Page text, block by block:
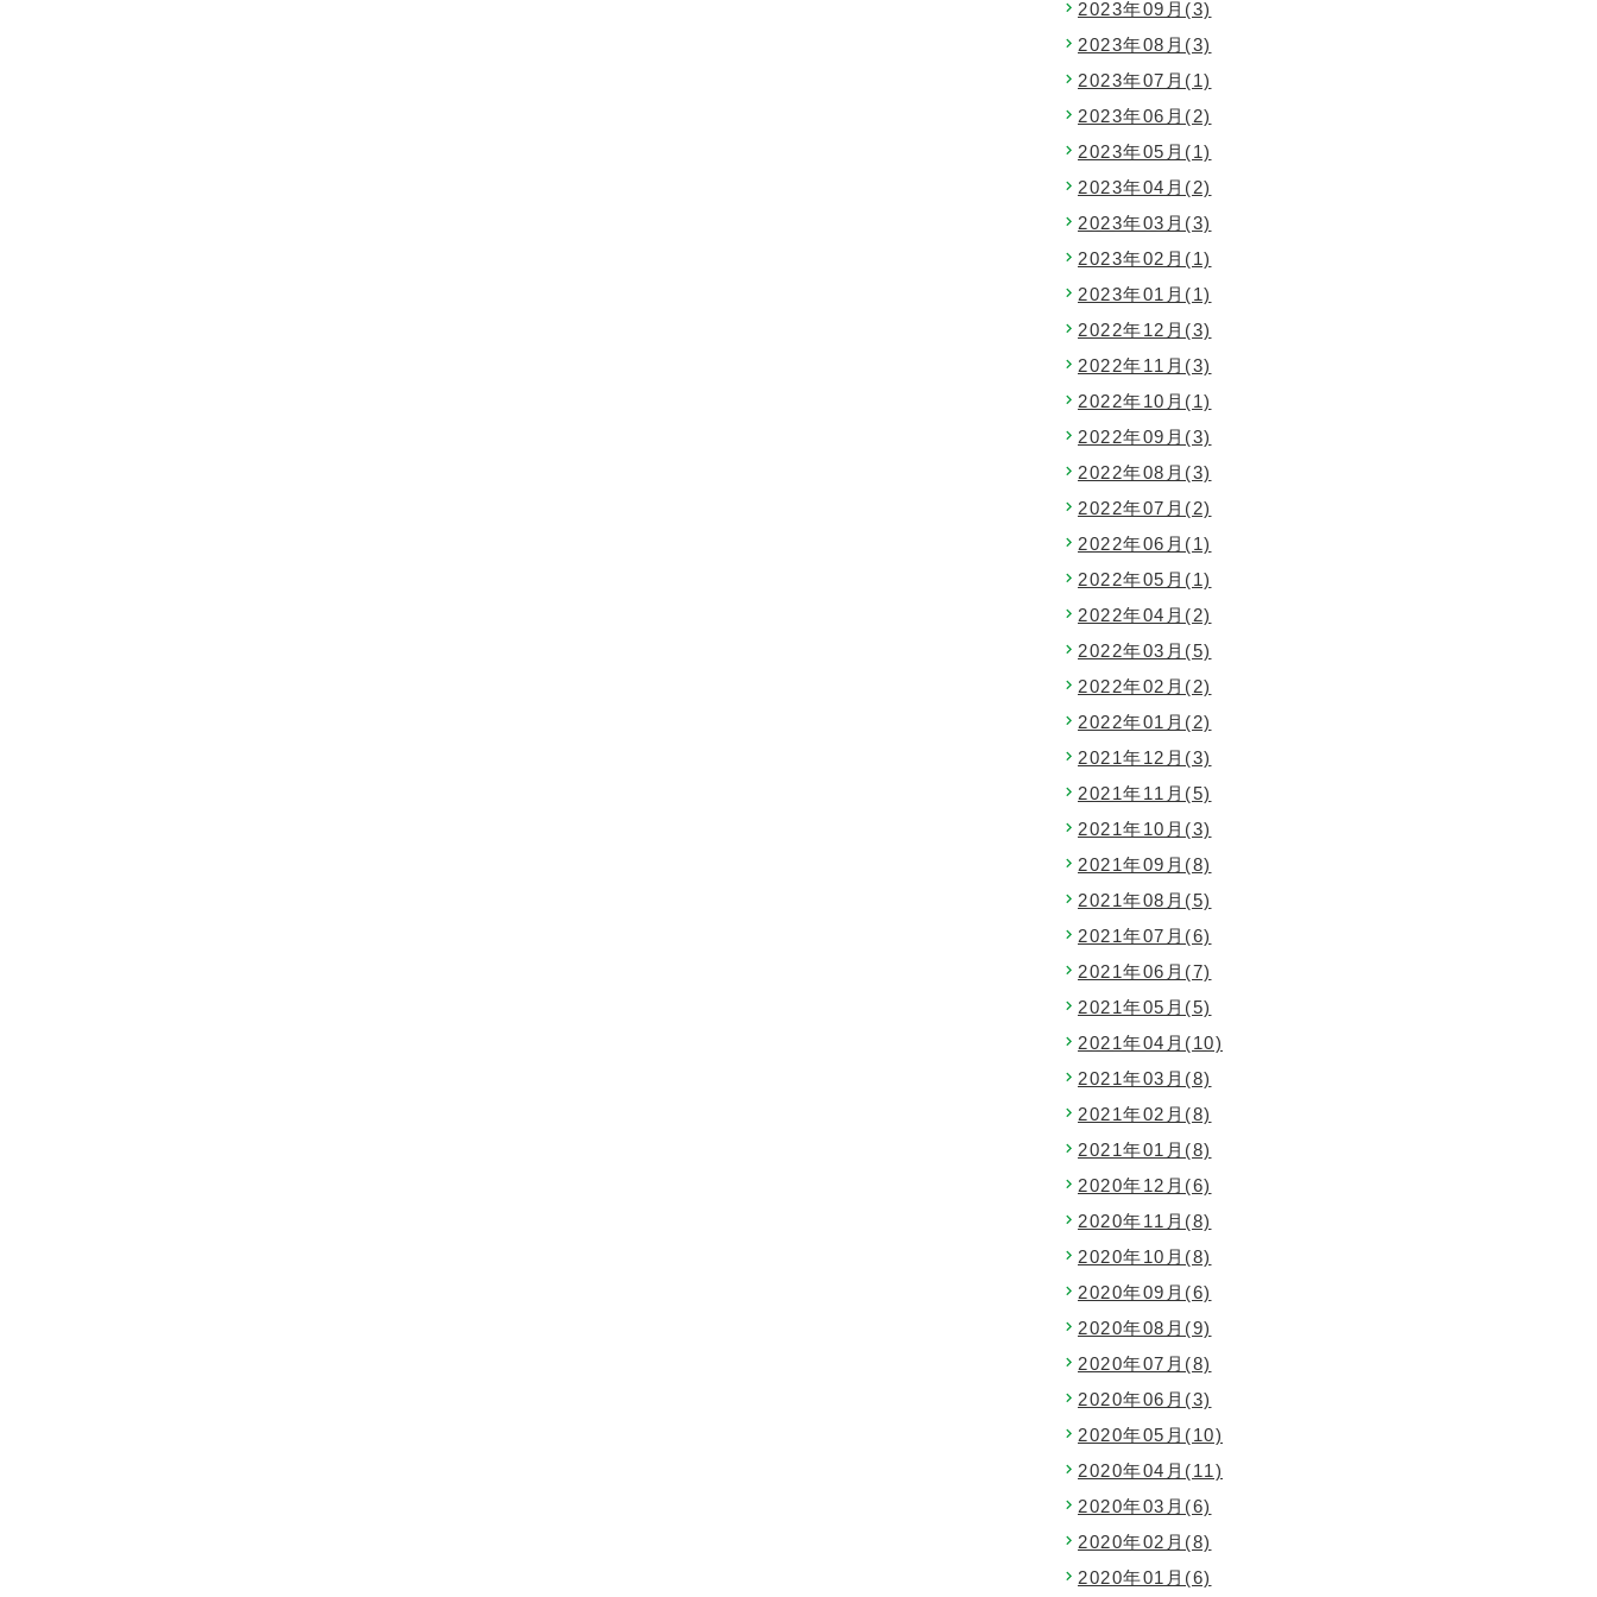
2023年09月(3)
2023年08月(3)
2023年07月(1)
2023年06月(2)
2023年05月(1)
2023年04月(2)
2023年03月(3)
2023年02月(1)
2023年01月(1)
2022年12月(3)
2022年11月(3)
2022年10月(1)
2022年09月(3)
2022年08月(3)
2022年07月(2)
2022年06月(1)
2022年05月(1)
2022年04月(2)
2022年03月(5)
2022年02月(2)
2022年01月(2)
2021年12月(3)
2021年11月(5)
2021年10月(3)
2021年09月(8)
2021年08月(5)
2021年07月(6)
2021年06月(7)
2021年05月(5)
2021年04月(10)
2021年03月(8)
2021年02月(8)
2021年01月(8)
2020年12月(6)
2020年11月(8)
2020年10月(8)
2020年09月(6)
2020年08月(9)
2020年07月(8)
2020年06月(3)
2020年05月(10)
2020年04月(11)
2020年03月(6)
2020年02月(8)
2020年01月(6)